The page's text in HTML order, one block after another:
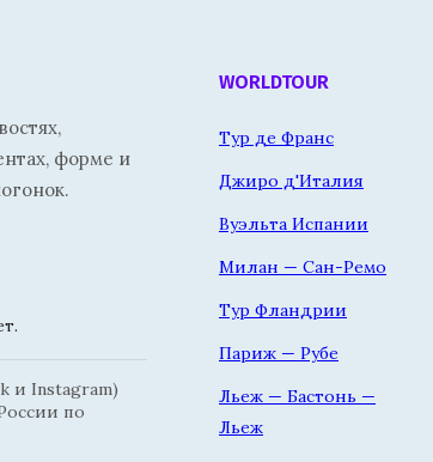
форме и
и Instagram)
по
WORLDTOUR
Тур де Франс
Джиро д'Италия
Вуэльта Испании
Милан — Сан-Ремо
Тур Фландрии
Париж — Рубе
Льеж — Бастонь —
Льеж